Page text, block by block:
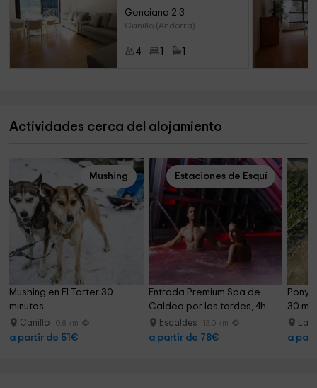
Genciana 2.3
Canillo (Andorra)
4
Actividades cerca del alojamiento
Mushing
Mushing en El Tarter 30
minutos
Canillo 0.8 km
a partir de 51€
Estaciones de Esquí
Entrada Premium Spa de
Caldea por las tardes, 4h
Escaldes 13.0 km
a partir de 78€
Pony
30
La
a